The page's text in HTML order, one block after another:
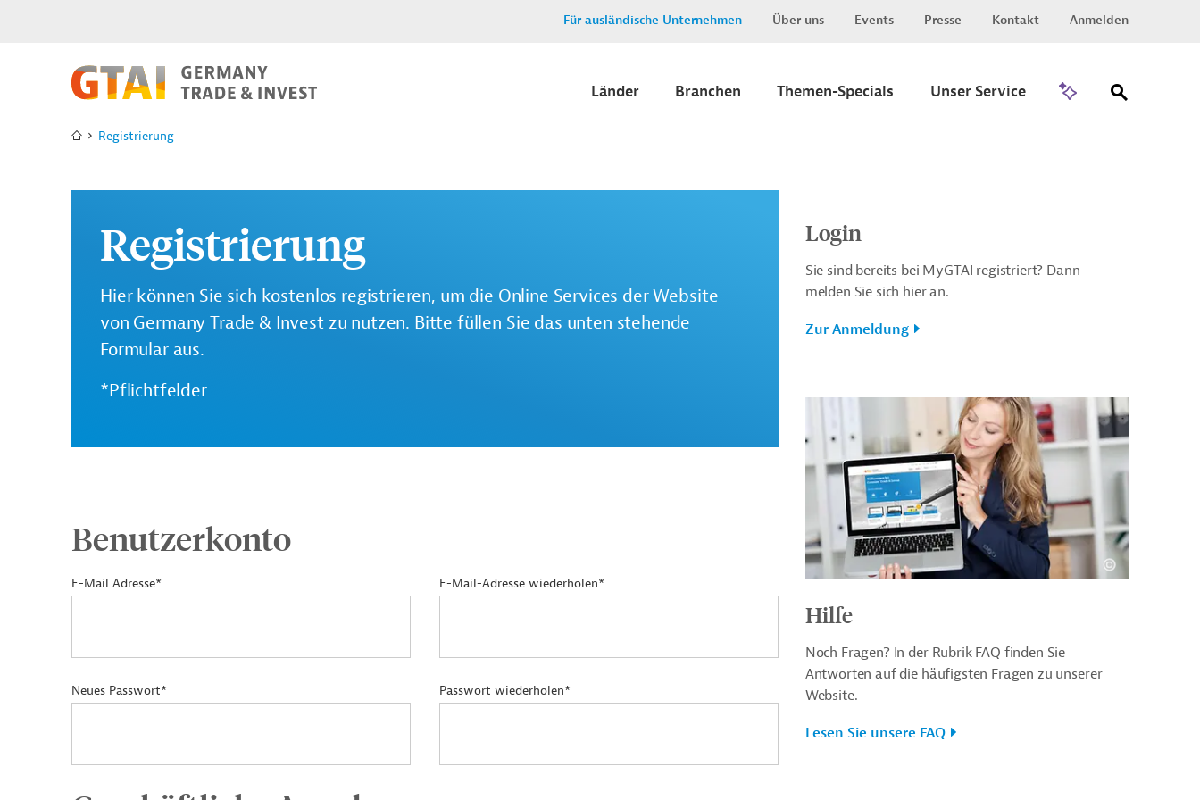
Für ausländische Unternehmen Über uns Events Presse Kontakt Anmelden
Länder Branchen Themen-Specials Unser Service
Registrierung
Registrierung
Hier können Sie sich kostenlos registrieren, um die Online Services der Website
von Germany Trade & Invest zu nutzen. Bitte füllen Sie das unten stehende
Formular aus.
*Pflichtfelder
Benutzerkonto
E-Mail Adresse* E-Mail-Adresse wiederholen*
Neues Passwort* Passwort wiederholen*
Login
Sie sind bereits bei MyGTAI registriert? Dann
melden Sie sich hier an.
Zur Anmeldung
Hilfe
Noch Fragen? In der Rubrik FAQ finden Sie
Antworten auf die häufigsten Fragen zu unserer
Website.
Lesen Sie unsere FAQ